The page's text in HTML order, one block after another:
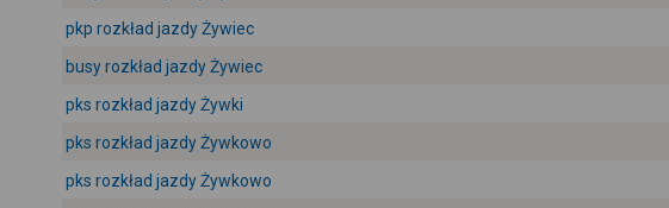
pkp rozkład jazdy Żywiec
busy rozkład jazdy Żywiec
pks rozkład jazdy Żywki
pks rozkład jazdy Żywkowo
pks rozkład jazdy Żywkowo